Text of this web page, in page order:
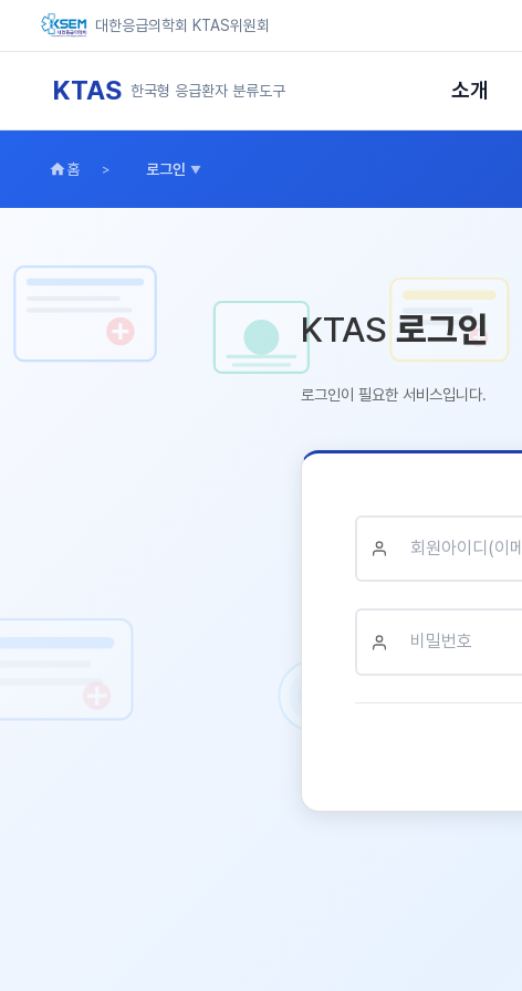
대한응급의학회 KTAS위원회
KTAS 한국형 응급환자 분류도구 소개
홈 로그인
KTAS 로그인
로그인이 필요한 서비스입니다.